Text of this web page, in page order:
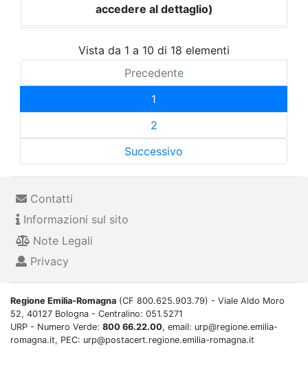
accedere al dettaglio)
Vista da 1 a 10 di 18 elementi
Precedente
1
2
Successivo
Contatti
Informazioni sul sito
Note Legali
Privacy
Regione Emilia-Romagna (CF 800.625.903.79) - Viale Aldo Moro
52, 40127 Bologna - Centralino: 051.5271
URP - Numero Verde: 800 66.22.00, email: urp@regione.emilia-
romagna.it, PEC: urp@postacert.regione.emilia-romagna.it